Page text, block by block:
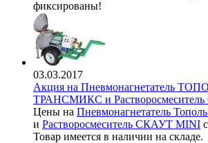
фиксированы!
03.03.2017
Акция на Пневмонагнетатель
ТРАНСМИКС и
Цены на Пневмонагнетатель
и Растворосмеситель СКАУТ MINI
Товар имеется в наличии на складе.